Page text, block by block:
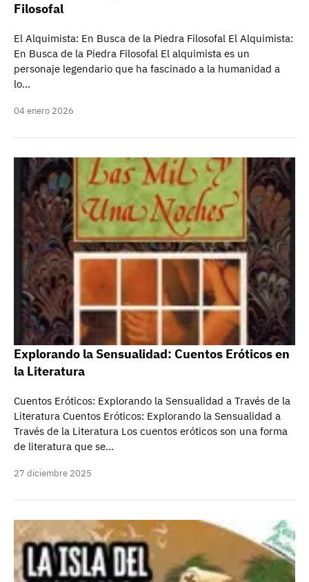
Filosofal
El Alquimista: En Busca de la Piedra Filosofal El Alquimista:
En Busca de la Piedra Filosofal El alquimista es un
personaje legendario que ha fascinado a la humanidad a
lo…
04 enero 2026
Explorando la Sensualidad: Cuentos Eróticos en
la Literatura
Cuentos Eróticos: Explorando la Sensualidad a Través de la
Literatura Cuentos Eróticos: Explorando la Sensualidad a
Través de la Literatura Los cuentos eróticos son una forma
de literatura que se…
27 diciembre 2025